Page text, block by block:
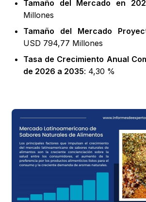
Tamaño del Mercado en
Millones
Tamaño del Mercado
USD 794,77 Millones
Tasa de Crecimiento Anual
de 2026 a 2035: 4,30 %